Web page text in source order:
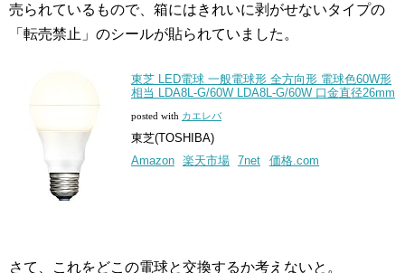
売られているもので、箱にはきれいに剥がせないタイプの
「転売禁止」のシールが貼られていました。
東芝 LED電球 一般電球形 全方向形 電球色60W形
相当 LDA8L-G/60W LDA8L-G/60W 口金直径26mm
posted with カエレバ
東芝(TOSHIBA)
Amazon 楽天市場 7net 価格.com
さて、これをどこの電球と交換するか考えないと。